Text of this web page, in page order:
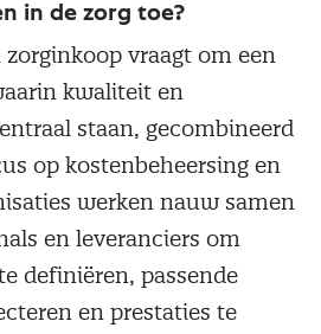
in de zorg toe?
zorginkoop vraagt om een
kwaliteit en
staan, gecombineerd
op kostenbeheersing en
werken nauw samen
en leveranciers om
definiëren, passende
en prestaties te